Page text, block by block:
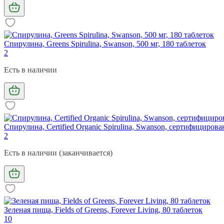
Спирулина, Greens Spirulina, Swanson, 500 мг, 180 таблеток
2
Есть в наличии
Спирулина, Certified Organic Spirulina, Swanson,
2
Есть в наличии (заканчивается)
Зеленая пища, Fields of Greens, Forever Living, 80 таблеток
10